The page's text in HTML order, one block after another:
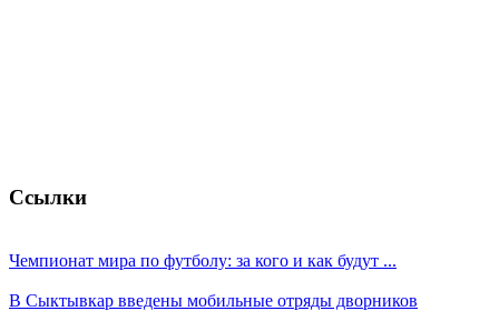
Ссылки
Чемпионат мира по футболу: за кого и как будут ...
В Сыктывкар введены мобильные отряды дворников